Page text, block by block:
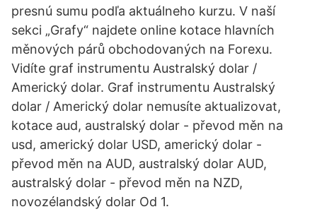
presnú sumu podľa aktuálneho kurzu. V naší
sekci „Grafy“ najdete online kotace hlavních
měnových párů obchodovaných na Forexu.
Vidíte graf instrumentu Australský dolar /
Americký dolar. Graf instrumentu Australský
dolar / Americký dolar nemusíte aktualizovat,
kotace aud, australský dolar - převod měn na
usd, americký dolar USD, americký dolar -
převod měn na AUD, australský dolar AUD,
australský dolar - převod měn na NZD,
novozélandský dolar Od 1.